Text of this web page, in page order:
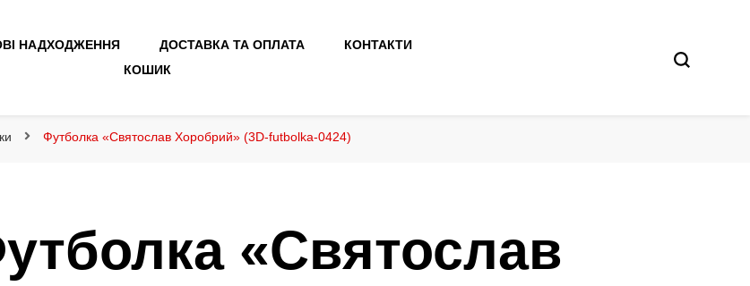
НАДХОДЖЕННЯ ДОСТАВКА ТА ОПЛАТА
КОНТАКТИ
КОШИК
Футболка «Святослав Хоробрий» (3D-futbolka-0424)
«Святослав